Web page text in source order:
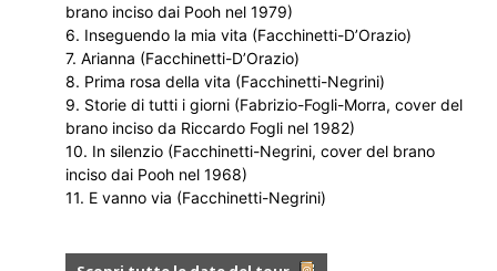
brano inciso dai Pooh nel 1979)
6. Inseguendo la mia vita (Facchinetti-D’Orazio)
7. Arianna (Facchinetti-D’Orazio)
8. Prima rosa della vita (Facchinetti-Negrini)
9. Storie di tutti i giorni (Fabrizio-Fogli-Morra, cover del
brano inciso da Riccardo Fogli nel 1982)
10. In silenzio (Facchinetti-Negrini, cover del brano
inciso dai Pooh nel 1968)
11. E vanno via (Facchinetti-Negrini)